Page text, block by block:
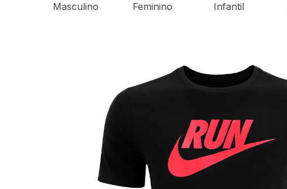
Masculino Feminino Infantil